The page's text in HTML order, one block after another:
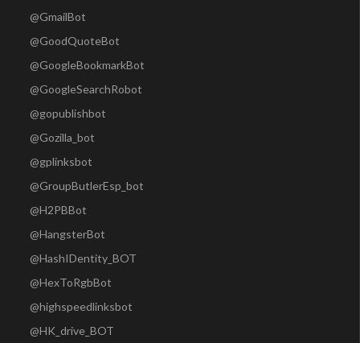
@GmailBot
@GoodQuoteBot
@GoogleBookmarkBot
@GoogleSearchRobot
@gopublishbot
@Gozilla_bot
@gplinksbot
@GroupButlerEsp_bot
@H2PBBot
@HangsterBot
@HashIDentity_BOT
@HexToRgbBot
@highspeedlinksbot
@HK_drive_BOT